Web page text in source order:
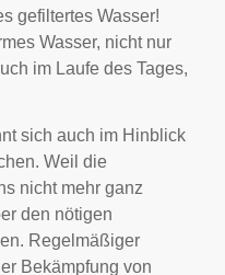
gefiltertes Wasser!
Wasser, nicht nur
im Laufe des Tages,
sich auch im Hinblick
Weil die
nicht mehr ganz
den nötigen
Regelmäßiger
Bekämpfung von